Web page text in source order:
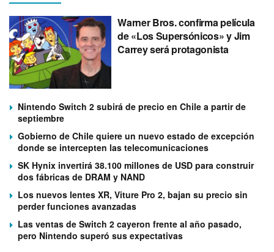
Warner Bros. confirma película
de «Los Supersónicos» y Jim
Carrey será protagonista
Nintendo Switch 2 subirá de precio en Chile a partir de
septiembre
Gobierno de Chile quiere un nuevo estado de excepción
donde se intercepten las telecomunicaciones
SK Hynix invertirá 38.100 millones de USD para construir
dos fábricas de DRAM y NAND
Los nuevos lentes XR, Viture Pro 2, bajan su precio sin
perder funciones avanzadas
Las ventas de Switch 2 cayeron frente al año pasado,
pero Nintendo superó sus expectativas